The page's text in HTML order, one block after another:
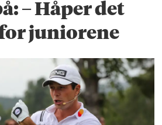
– Håper det
juniorene